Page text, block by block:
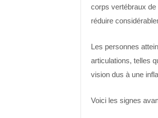
corps vertébraux de
réduire
Les personnes
articulations, telles
vision dus à une
Voici les signes